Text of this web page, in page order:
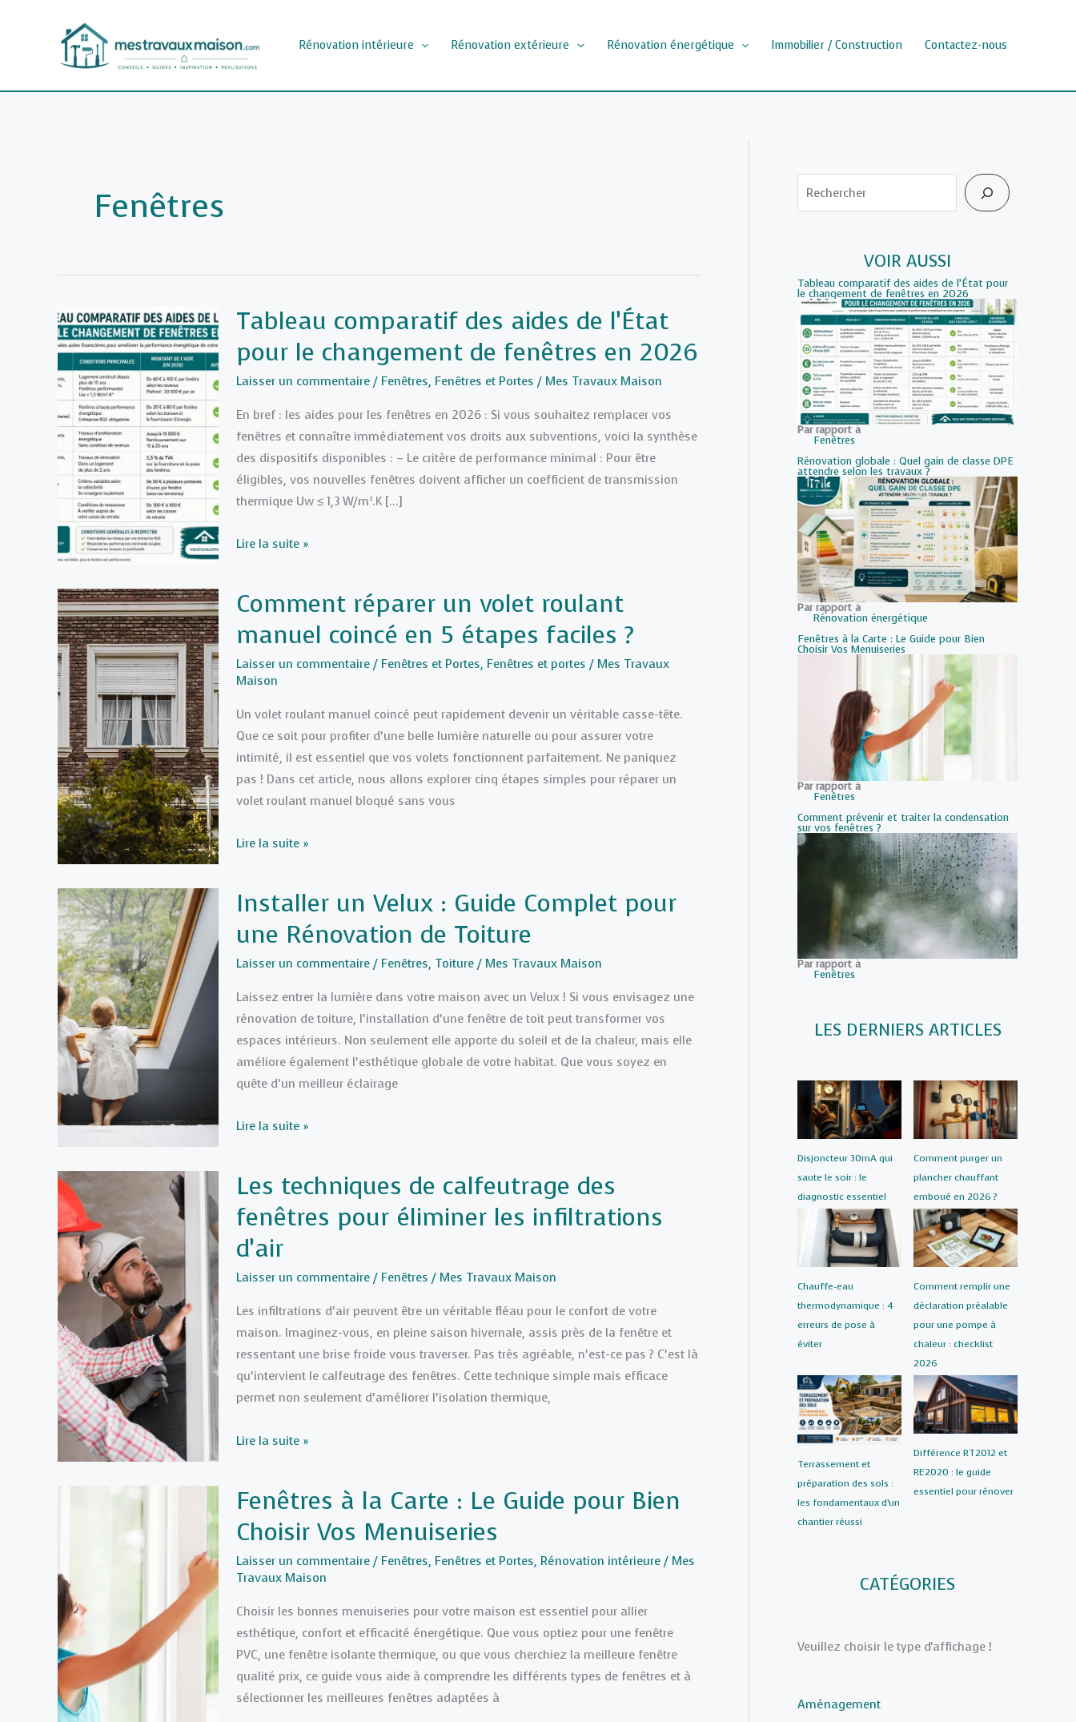
Rénovation intérieure Rénovation extérieure Rénovation énergétique Immobilier / Construction Contactez-nous
Fenêtres
Tableau comparatif des aides de l’État
pour le changement de fenêtres en 2026
Laisser un commentaire / Fenêtres, Fenêtres et Portes / Mes Travaux Maison
En bref : les aides pour les fenêtres en 2026 : Si vous souhaitez remplacer vos
fenêtres et connaître immédiatement vos droits aux subventions, voici la synthèse
des dispositifs disponibles : – Le critère de performance minimal : Pour être
éligibles, vos nouvelles fenêtres doivent afficher un coefficient de transmission
thermique Uw ≤ 1,3 W/m².K […]
Tableau
aides
de
pour
changement
de
fenêtres
en
2026
Lire la suite »
Comment réparer un volet roulant
manuel coincé en 5 étapes faciles ?
Laisser un commentaire / Fenêtres et Portes, Fenêtres et portes / Mes Travaux
Maison
Un volet roulant manuel coincé peut rapidement devenir un véritable casse-tête.
Que ce soit pour profiter d’une belle lumière naturelle ou pour assurer votre
intimité, il est essentiel que vos volets fonctionnent parfaitement. Ne paniquez
pas ! Dans cet article, nous allons explorer cinq étapes simples pour réparer un
volet roulant manuel bloqué sans vous
Comment
volet
roulant
coincé
en
5
étapes
faciles
?
Lire la suite »
Installer un Velux : Guide Complet pour
une Rénovation de Toiture
Laisser un commentaire / Fenêtres, Toiture / Mes Travaux Maison
Laissez entrer la lumière dans votre maison avec un Velux ! Si vous envisagez une
rénovation de toiture, l’installation d’une fenêtre de toit peut transformer vos
espaces intérieurs. Non seulement elle apporte du soleil et de la chaleur, mais elle
améliore également l’esthétique globale de votre habitat. Que vous soyez en
quête d’un meilleur éclairage
Installer
:
Guide
pour
une
de
Toiture
Lire la suite »
Les techniques de calfeutrage des
fenêtres pour éliminer les infiltrations
d’air
Laisser un commentaire / Fenêtres / Mes Travaux Maison
Les infiltrations d’air peuvent être un véritable fléau pour le confort de votre
maison. Imaginez-vous, en pleine saison hivernale, assis près de la fenêtre et
ressentant une brise froide vous traverser. Pas très agréable, n’est-ce pas ? C’est là
qu’intervient le calfeutrage des fenêtres. Cette technique simple mais efficace
permet non seulement d’améliorer l’isolation thermique,
Les
calfeutrage
des
pour
les
infiltrations
d’air
Lire la suite »
Fenêtres à la Carte : Le Guide pour Bien
Choisir Vos Menuiseries
Laisser un commentaire / Fenêtres, Fenêtres et Portes, Rénovation intérieure / Mes
Travaux Maison
Choisir les bonnes menuiseries pour votre maison est essentiel pour allier
esthétique, confort et efficacité énergétique. Que vous optiez pour une fenêtre
PVC, une fenêtre isolante thermique, ou que vous cherchiez la meilleure fenêtre
qualité prix, ce guide vous aide à comprendre les différents types de fenêtres et à
sélectionner les meilleures fenêtres adaptées à
Rechercher
VOIR AUSSI
Tableau comparatif des aides de l’État pour
le changement de fenêtres en 2026
Par rapport à
Fenêtres
Rénovation globale : Quel gain de classe DPE
attendre selon les travaux ?
Par rapport à
Rénovation énergétique
Fenêtres à la Carte : Le Guide pour Bien
Choisir Vos Menuiseries
Par rapport à
Fenêtres
Comment prévenir et traiter la condensation
sur vos fenêtres ?
Par rapport à
Fenêtres
LES DERNIERS ARTICLES
Disjoncteur 30mA qui
saute le soir : le
diagnostic essentiel
Comment purger un
plancher chauffant
emboué en 2026 ?
Chauffe-eau
thermodynamique : 4
erreurs de pose à
éviter
Comment remplir une
déclaration préalable
pour une pompe à
chaleur : checklist
2026
Terrassement et
préparation des sols :
les fondamentaux d’un
chantier réussi
Différence RT2012 et
RE2020 : le guide
essentiel pour rénover
CATÉGORIES
Veuillez choisir le type d'affichage !
Aménagement